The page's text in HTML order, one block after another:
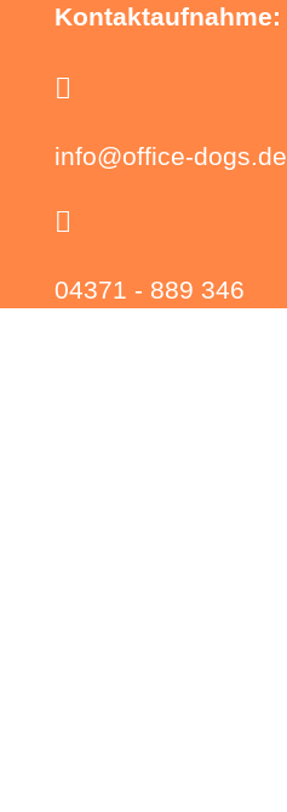
Kontaktaufnahme:

info@office-dogs.de

04371 - 889 346